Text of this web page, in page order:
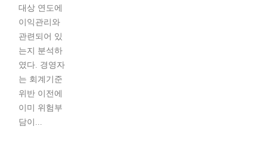
대상 연도에
이익관리와
관련되어 있
는지 분석하
였다. 경영자
는 회계기준
위반 이전에
이미 위험부
담이...